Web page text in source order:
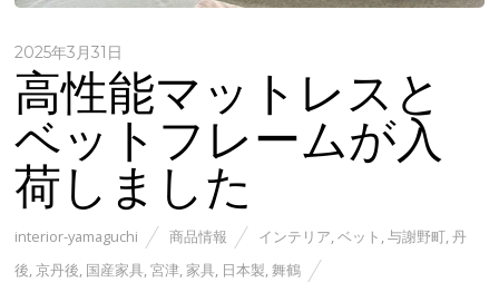
2025年3月31日
高性能マットレスと
ベットフレームが入
荷しました
interior-yamaguchi 商品情報 インテリア ,ベット ,与謝野町 ,丹
後 ,京丹後 国産家具 ,宮津 ,家具 日本製 ,舞鶴